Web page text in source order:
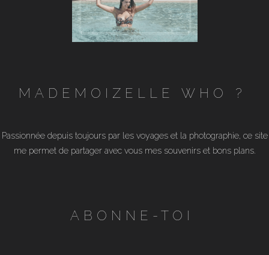
MADEMOIZELLE WHO ?
Passionnée depuis toujours par les voyages et la photographie, ce site
me permet de partager avec vous mes souvenirs et bons plans.
ABONNE-TOI